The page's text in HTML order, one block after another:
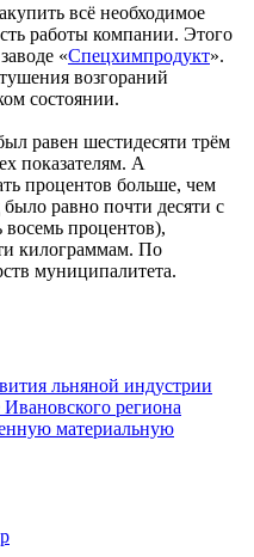
всё необходимое
работы компании. Этого
«Спецхимпродукт».
возгораний
состоянии.
равен шестидесяти трём
показателям. А
процентов больше, чем
равно почти десяти с
процентов),
килограммам. По
муниципалитета.
льняной индустрии
региона
материальную